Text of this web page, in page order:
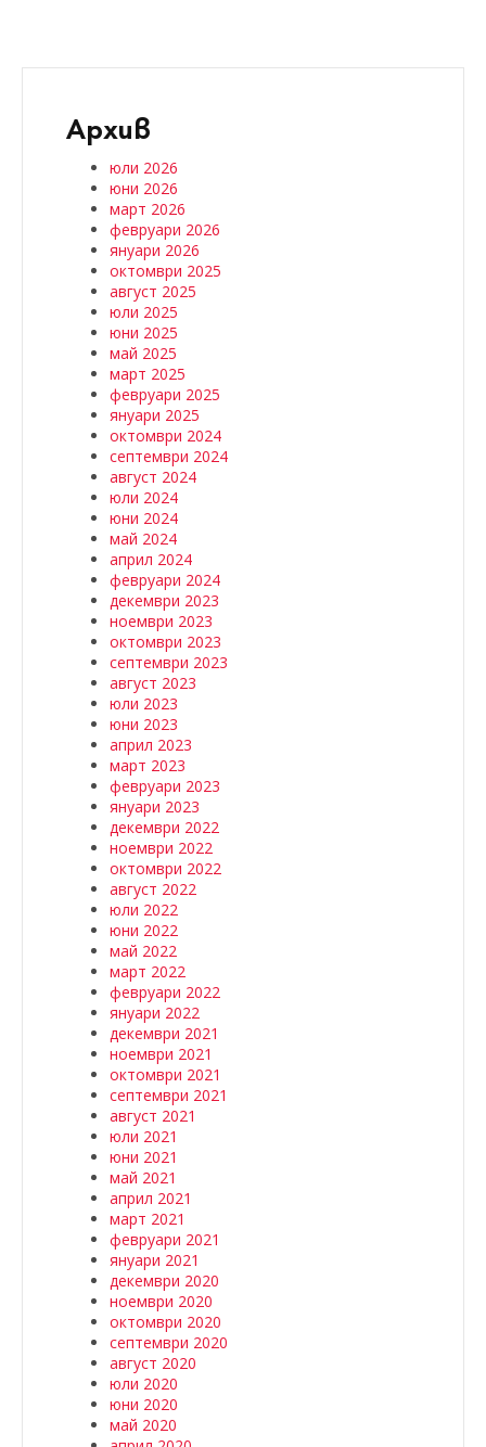
Архив
юли 2026
юни 2026
март 2026
февруари 2026
януари 2026
октомври 2025
август 2025
юли 2025
юни 2025
май 2025
март 2025
февруари 2025
януари 2025
октомври 2024
септември 2024
август 2024
юли 2024
юни 2024
май 2024
април 2024
февруари 2024
декември 2023
ноември 2023
октомври 2023
септември 2023
август 2023
юли 2023
юни 2023
април 2023
март 2023
февруари 2023
януари 2023
декември 2022
ноември 2022
октомври 2022
август 2022
юли 2022
юни 2022
май 2022
март 2022
февруари 2022
януари 2022
декември 2021
ноември 2021
октомври 2021
септември 2021
август 2021
юли 2021
юни 2021
май 2021
април 2021
март 2021
февруари 2021
януари 2021
декември 2020
ноември 2020
октомври 2020
септември 2020
август 2020
юли 2020
юни 2020
май 2020